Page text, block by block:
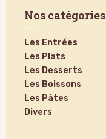
Nos catégories
Les Entrées
Les Plats
Les Desserts
Les Boissons
Les Pâtes
Divers